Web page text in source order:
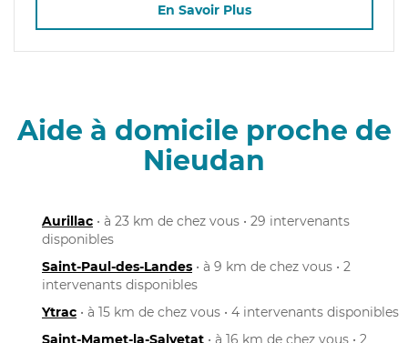
En Savoir Plus
Aide à domicile proche de
Nieudan
Aurillac • à 23 km de chez vous • 29 intervenants
disponibles
Saint-Paul-des-Landes • à 9 km de chez vous • 2
intervenants disponibles
Ytrac • à 15 km de chez vous • 4 intervenants disponibles
Saint-Mamet-la-Salvetat • à 16 km de chez vous • 2